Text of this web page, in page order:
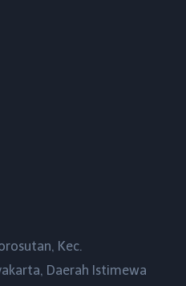
Kec.
Daerah Istimewa